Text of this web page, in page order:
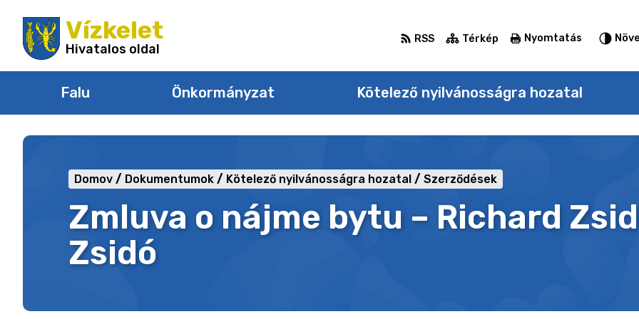
a
tartalomra
Vízkelet
Hivatalos oldal
Falu Önkormányzat Kötelező nyilvánosságra hozatal
RSS Térkép Nyomtatás
Zmluva o nájme bytu – Richard
Zsidó
Domov Dokumentumok Kötelező nyilvánosságra hozatal Szerződések